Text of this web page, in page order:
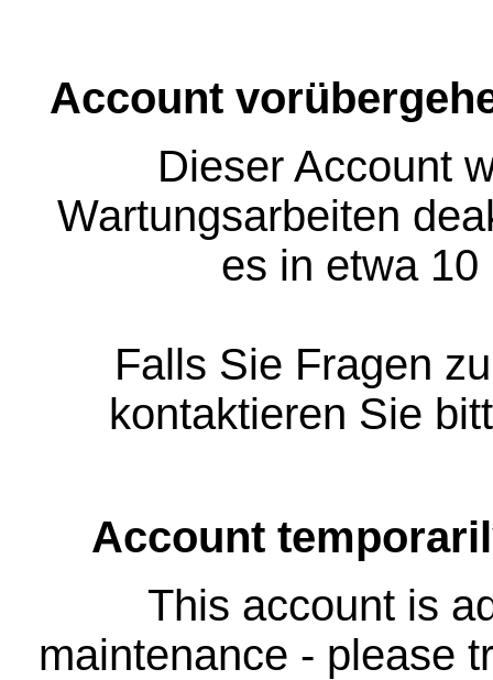
Account
Dieser Account
Wartungsarbeiten
es in etwa
Falls Sie Fragen
kontaktieren Sie
Account
This account is
maintenance - please